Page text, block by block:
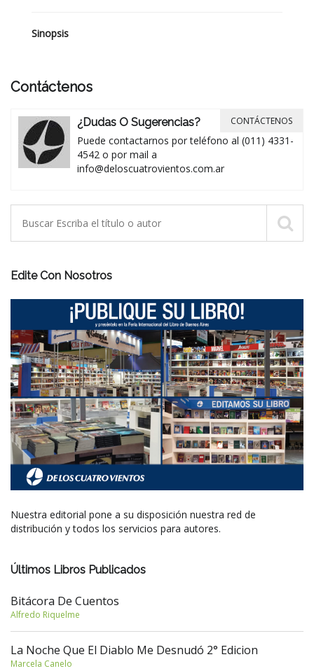
Sinopsis
Contáctenos
¿Dudas O Sugerencias?
Puede contactarnos por teléfono al (011) 4331-
4542 o por mail a
info@deloscuatrovientos.com.ar
CONTÁCTENOS
Edite Con Nosotros
Nuestra editorial pone a su disposición nuestra red de
distribución y todos los servicios para autores.
Últimos Libros Publicados
Bitácora De Cuentos
Alfredo Riquelme
La Noche Que El Diablo Me Desnudó 2° Edicion
Marcela Canelo